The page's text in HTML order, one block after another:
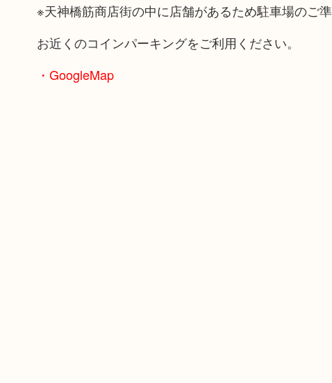
※天神橋筋商店街の中に店舗があるため駐車場のご準
お近くのコインパーキングをご利用ください。
・GoogleMap